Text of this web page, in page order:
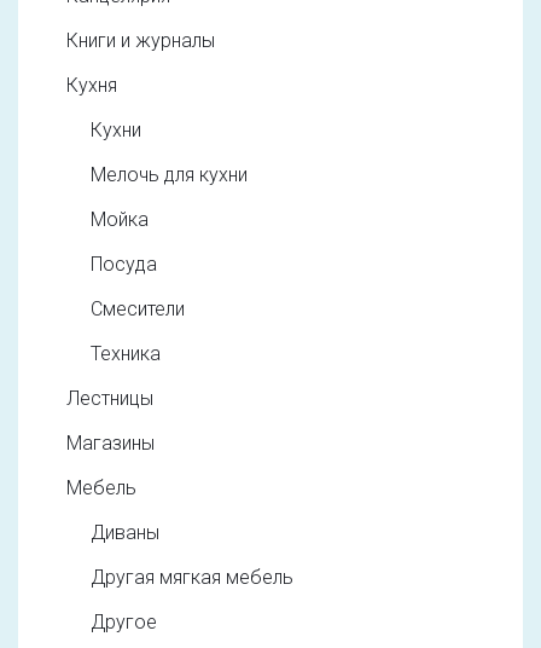
Книги и журналы
Кухня
Кухни
Мелочь для кухни
Мойка
Посуда
Смесители
Техника
Лестницы
Магазины
Мебель
Диваны
Другая мягкая мебель
Другое